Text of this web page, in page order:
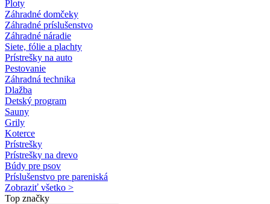
Ploty
Záhradné domčeky
Záhradné príslušenstvo
Záhradné náradie
Siete, fólie a plachty
Prístrešky na auto
Pestovanie
Záhradná technika
Dlažba
Detský program
Sauny
Grily
Koterce
Prístrešky
Prístrešky na drevo
Búdy pre psov
Príslušenstvo pre pareniská
Zobraziť všetko >
Top značky